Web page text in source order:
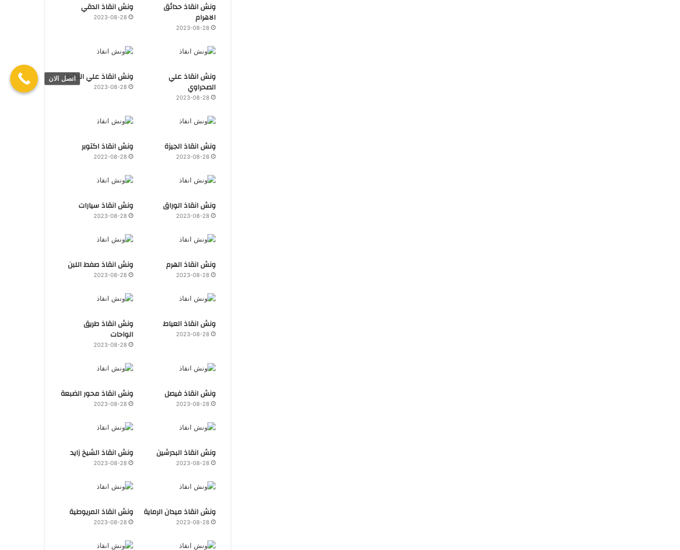
ونش انقاذ حدائق
الاهرام
2023-08-28
ونش انقاذ الدقي
2023-08-28
ونش انقاذ علي
الصحراوي
2023-08-28
ونش انقاذ علي الدائري
2023-08-28
ونش انقاذ الجيزة
2023-08-28
ونش انقاذ اكتوبر
2022-08-28
ونش انقاذ الوراق
2023-08-28
ونش انقاذ سيارات
2023-08-28
ونش انقاذ الهرم
2023-08-28
ونش انقاذ صفط اللبن
2023-08-28
ونش انقاذ العياط
2023-08-28
ونش انقاذ طريق
الواحات
2023-08-28
ونش انقاذ فيصل
2023-08-28
ونش انقاذ محور الضبعة
2023-08-28
ونش انقاذ البدرشين
2023-08-28
ونش انقاذ الشيخ زايد
2023-08-28
ونش انقاذ ميدان الرماية
2023-08-28
ونش انقاذ المريوطية
2023-08-28
اتصل الان